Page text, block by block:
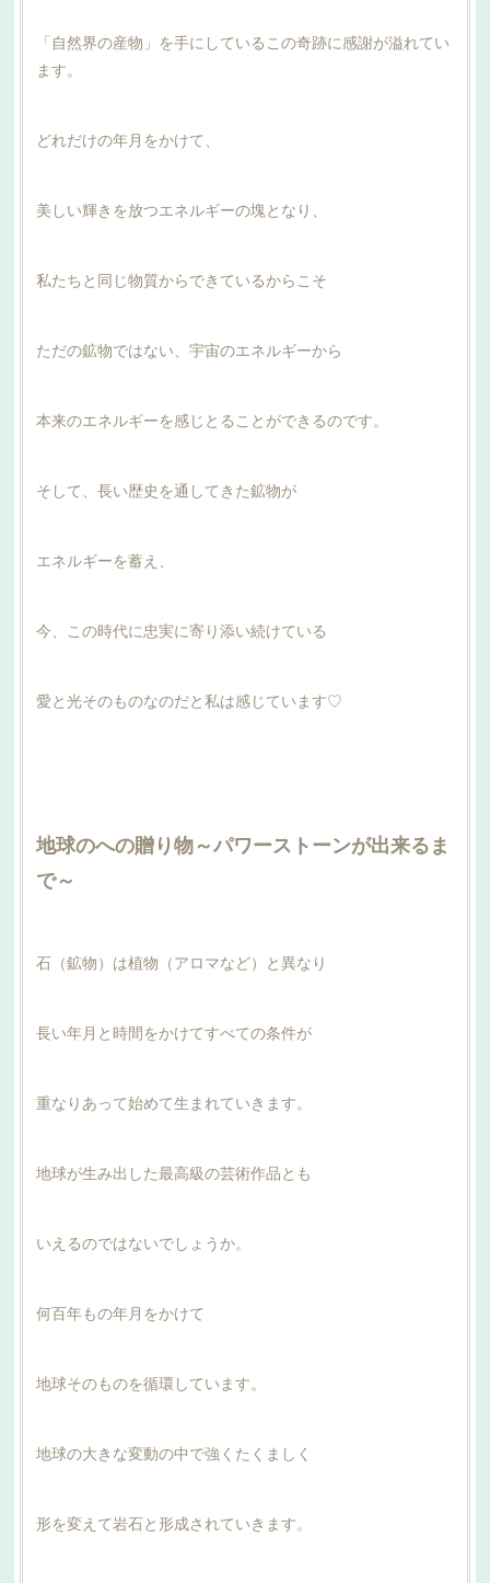
「自然界の産物」を手にしているこの奇跡に感謝が溢れてい
ます。
どれだけの年月をかけて、
美しい輝きを放つエネルギーの塊となり、
私たちと同じ物質からできているからこそ
ただの鉱物ではない、宇宙のエネルギーから
本来のエネルギーを感じとることができるのです。
そして、長い歴史を通してきた鉱物が
エネルギーを蓄え、
今、この時代に忠実に寄り添い続けている
愛と光そのものなのだと私は感じています♡
地球のへの贈り物～パワーストーンが出来るま
で～
石（鉱物）は植物（アロマなど）と異なり
長い年月と時間をかけてすべての条件が
重なりあって始めて生まれていきます。
地球が生み出した最高級の芸術作品とも
いえるのではないでしょうか。
何百年もの年月をかけて
地球そのものを循環しています。
地球の大きな変動の中で強くたくましく
形を変えて岩石と形成されていきます。